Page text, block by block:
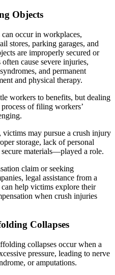
Objects
occur in workplaces,
stores, parking garages, and
are improperly secured or
cause severe injuries,
and permanent
and physical therapy.
workers to benefits, but dealing
of filing workers’
may pursue a crush injury
storage, lack of personal
materials—played a role.
claim or seeking
legal assistance from a
help victims explore their
when crush injuries
Collapses
collapses occur when a
pressure, leading to nerve
or amputations.